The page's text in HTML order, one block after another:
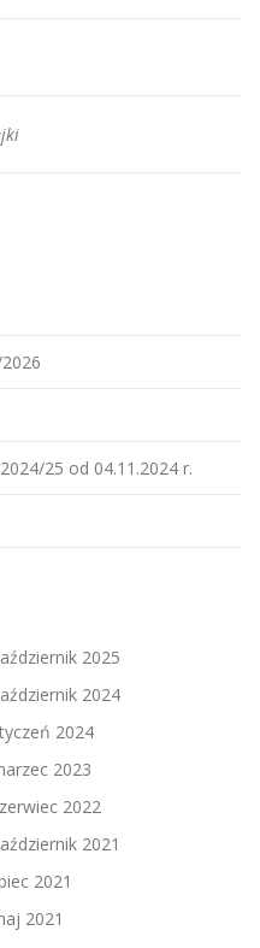
25 od 04.11.2024 r.
2025
2024
2024
2023
2022
2021
2021
2021